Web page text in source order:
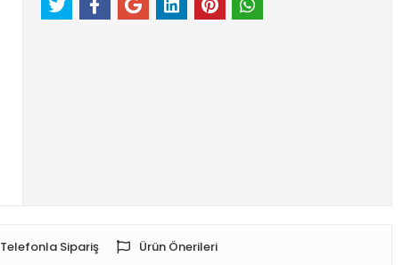
Telefonla Sipariş Ürün Önerileri